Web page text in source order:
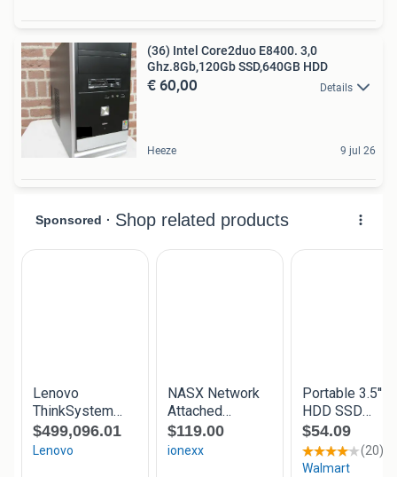
(36) Intel Core2duo E8400. 3,0
Ghz.8Gb,120Gb SSD,640GB HDD
€ 60,00 Details
Heeze 9 jul 26